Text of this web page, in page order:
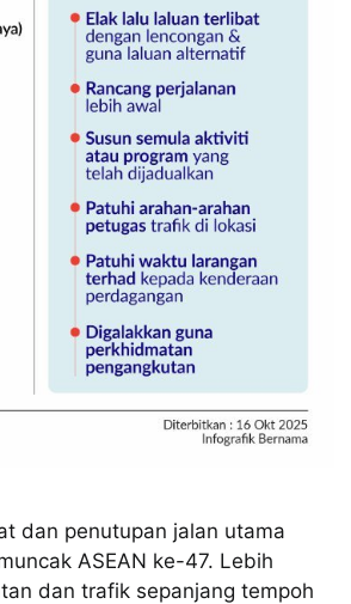
dan penutupan jalan utama
ASEAN ke-47. Lebih
dan trafik sepanjang tempoh